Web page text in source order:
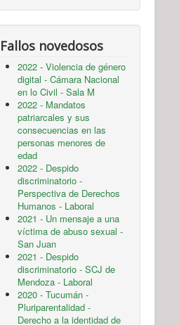
Fallos novedosos
2022 - Violencia de género
digital - Cámara Nacional
en lo Civil - Sala M
2022 - Mandatos
patriarcales y sus
consecuencias en las
personas menores de
edad
2022 - Despido
discriminatorio -
Perspectiva de Derechos
Humanos - Laboral
2021 - Un mensaje a una
víctima de abuso sexual -
San Juan
2021 - Despido
discriminatorio - SCJ de
Mendoza - Laboral
2020 - Tucumán -
Pluriparentalidad -
Derecho a la identidad de